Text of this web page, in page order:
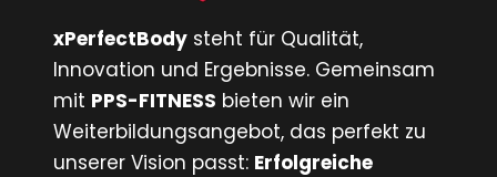
xPerfectBody steht für Qualität,
Innovation und Ergebnisse. Gemeinsam
mit PPS-FITNESS bieten wir ein
Weiterbildungsangebot, das perfekt zu
unserer Vision passt: Erfolgreiche